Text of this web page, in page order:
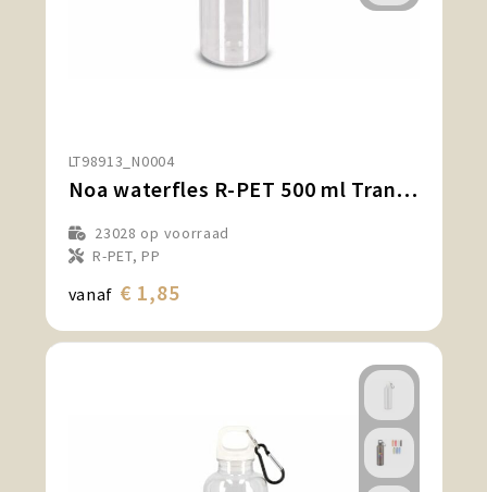
LT98913_N0004
Noa waterfles R-PET 500 ml Transparant
23028 op voorraad
R-PET, PP
vanaf € 1,85